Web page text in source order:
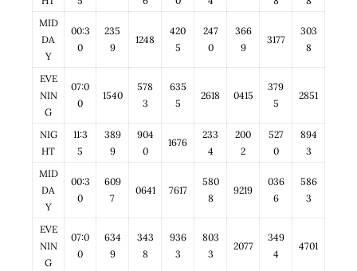
MID
DA
Y
00:3
0
235
9
1248
420
5
247
0
366
9
3177
303
8
EVE
NIN
G
07:0
0
1540
578
3
635
5
2618 0415
379
5
2851
NIG
HT
11:3
5
389
9
904
0
1676
233
4
200
2
527
0
894
3
MID
DA
Y
00:3
0
609
7
0641 7617
580
8
9219
036
6
586
3
EVE
NIN
G
07:0
0
634
9
343
8
936
3
803
3
2077
349
4
4701